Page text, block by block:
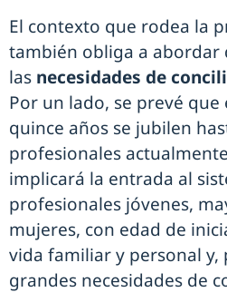
El contexto que rodea la
también obliga a abordar
las necesidades de
Por un lado, se prevé
quince años se jubilen
profesionales
implicará la entrada al
profesionales jóvenes,
mujeres, con edad de
vida familiar y personal y,
grandes necesidades de